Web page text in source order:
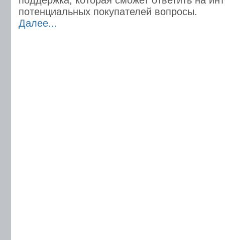
потенциальных покупателей вопросы.
Далее...